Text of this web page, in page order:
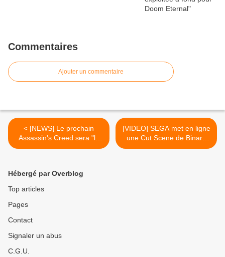
Commentaires
Ajouter un commentaire
< [NEWS] Le prochain
Assassin's Creed sera "le
plus grand de la série à ce
[VIDEO] SEGA met en ligne
une Cut Scene de Binary
Domain >
Hébergé par Overblog
Top articles
Pages
Contact
Signaler un abus
C.G.U.